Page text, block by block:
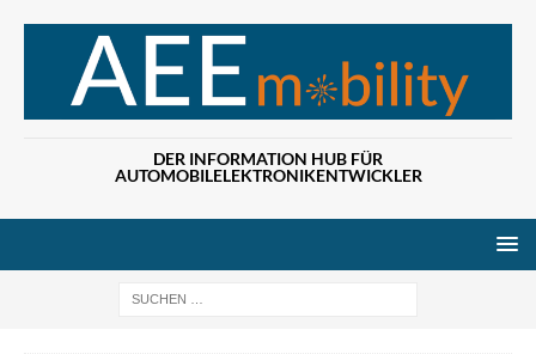
DER INFORMATION HUB FÜR
AUTOMOBILELEKTRONIKENTWICKLER